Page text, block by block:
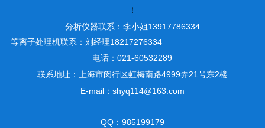
！
分析仪器联系：李小姐13917786334
等离子处理机联系：刘经理18217276334
电话：021-60532289
联系地址：上海市闵行区虹梅南路4999弄21号东2楼
E-mail：shyq114@163.com
QQ：985199179